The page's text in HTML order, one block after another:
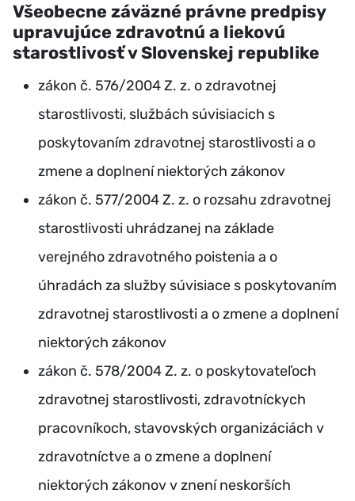
Všeobecne záväzné právne predpisy
upravujúce zdravotnú a liekovú
starostlivosť v Slovenskej republike
zákon č. 576/2004 Z. z. o zdravotnej
starostlivosti, službách súvisiacich s
poskytovaním zdravotnej starostlivosti a o
zmene a doplnení niektorých zákonov
zákon č. 577/2004 Z. z. o rozsahu zdravotnej
starostlivosti uhrádzanej na základe
verejného zdravotného poistenia a o
úhradách za služby súvisiace s poskytovaním
zdravotnej starostlivosti a o zmene a doplnení
niektorých zákonov
zákon č. 578/2004 Z. z. o poskytovateľoch
zdravotnej starostlivosti, zdravotníckych
pracovníkoch, stavovských organizáciách v
zdravotníctve a o zmene a doplnení
niektorých zákonov v znení neskorších